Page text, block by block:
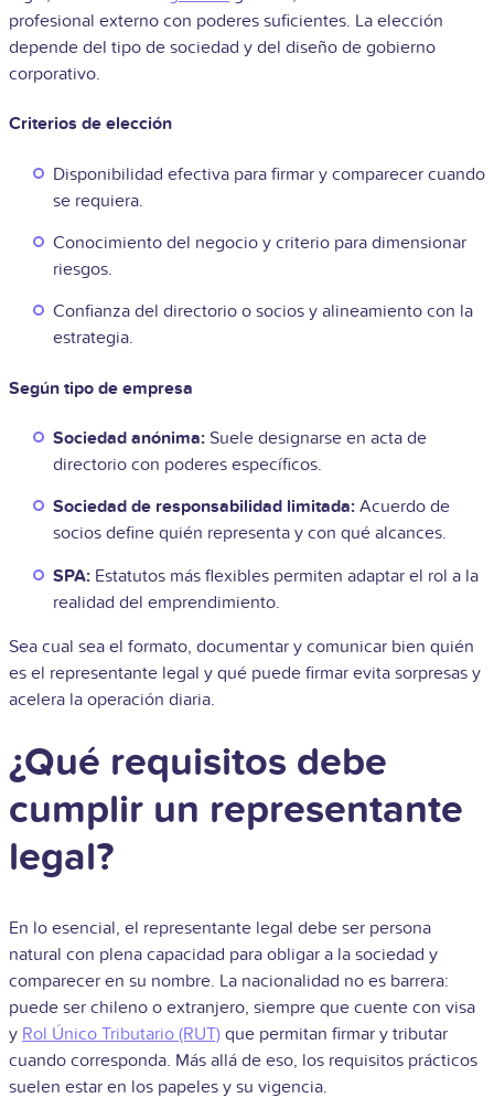
profesional externo con poderes suficientes. La elección
depende del tipo de sociedad y del diseño de gobierno
corporativo.
Criterios de elección
Disponibilidad efectiva para firmar y comparecer cuando
se requiera.
Conocimiento del negocio y criterio para dimensionar
riesgos.
Confianza del directorio o socios y alineamiento con la
estrategia.
Según tipo de empresa
Sociedad anónima: Suele designarse en acta de
directorio con poderes específicos.
Sociedad de responsabilidad limitada: Acuerdo de
socios define quién representa y con qué alcances.
SPA: Estatutos más flexibles permiten adaptar el rol a la
realidad del emprendimiento.
Sea cual sea el formato, documentar y comunicar bien quién
es el representante legal y qué puede firmar evita sorpresas y
acelera la operación diaria.
¿Qué requisitos debe
cumplir un representante
legal?
En lo esencial, el representante legal debe ser persona
natural con plena capacidad para obligar a la sociedad y
comparecer en su nombre. La nacionalidad no es barrera:
puede ser chileno o extranjero, siempre que cuente con visa
y Rol Único Tributario (RUT) que permitan firmar y tributar
cuando corresponda. Más allá de eso, los requisitos prácticos
suelen estar en los papeles y su vigencia.